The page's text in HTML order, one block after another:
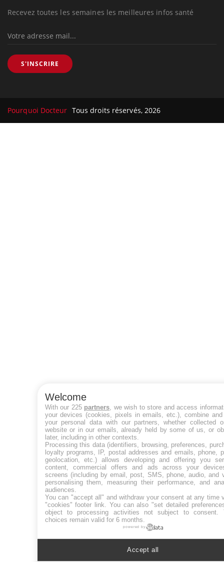
Recevez toutes les semaines les meilleures infos santé
S'INSCRIRE
Pourquoi Docteur Tous droits réservés, 2026
Welcome
With our 225 partners , we wish to store and access
your devices (cookies, pixels in emails, etc.), combine and
your personal data with our partners, whether collected
website or in our emails, already held by some of us, or
later, including in other contexts.
Processing this data (identifiers, browsing, preferences,
loyalty programs, IP, postal addresses and emails, phone,
geolocation, etc.) allows developing and offering you
content, commercial offers and ads across your
screens (including by email, post, SMS, phone, audio, and
personalising them, measuring their performance, and
audiences.
You can "accept all" and withdraw your consent at any time
"cookies" footer link . You can also "set detailed
object to processing activities not subject to consent.
choices remain valid for 6 months.
powered by
Accept all